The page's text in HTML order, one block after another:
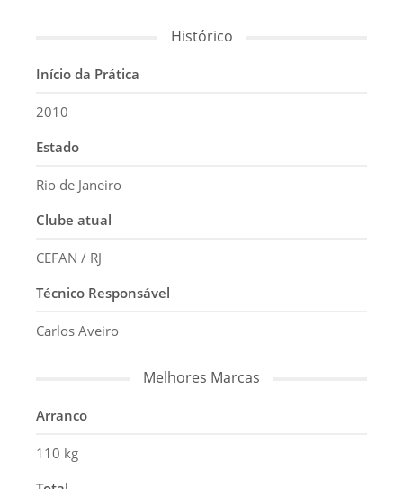
Histórico
Início da Prática
2010
Estado
Rio de Janeiro
Clube atual
CEFAN / RJ
Técnico Responsável
Carlos Aveiro
Melhores Marcas
Arranco
110 kg